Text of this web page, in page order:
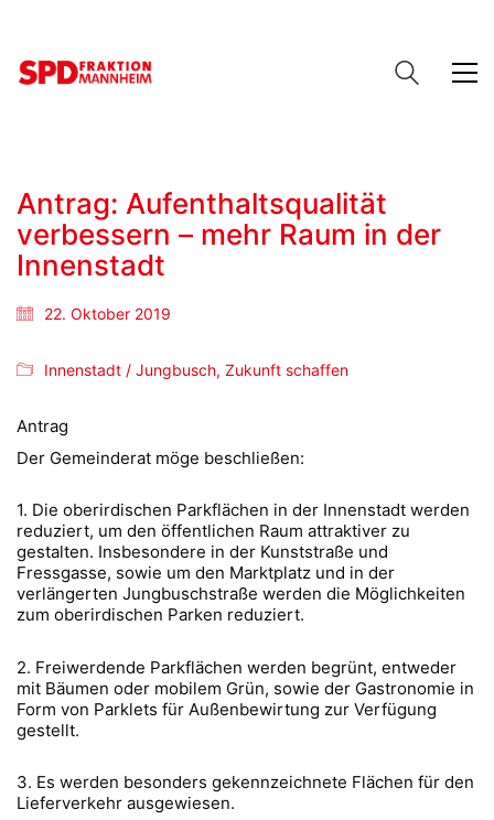
Antrag: Aufenthaltsqualität
verbessern – mehr Raum in der
Innenstadt
22. Oktober 2019
Innenstadt / Jungbusch, Zukunft schaffen
Antrag
Der Gemeinderat möge beschließen:
1. Die oberirdischen Parkflächen in der Innenstadt werden
reduziert, um den öffentlichen Raum attraktiver zu
gestalten. Insbesondere in der Kunststraße und
Fressgasse, sowie um den Marktplatz und in der
verlängerten Jungbuschstraße werden die Möglichkeiten
zum oberirdischen Parken reduziert.
2. Freiwerdende Parkflächen werden begrünt, entweder
mit Bäumen oder mobilem Grün, sowie der Gastronomie in
Form von Parklets für Außenbewirtung zur Verfügung
gestellt.
3. Es werden besonders gekennzeichnete Flächen für den
Lieferverkehr ausgewiesen.